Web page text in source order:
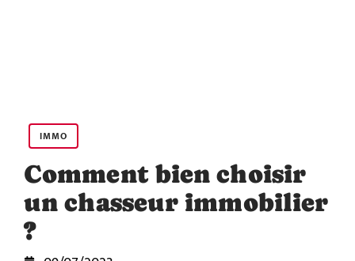
IMMO
Comment bien choisir
un chasseur immobilier
?